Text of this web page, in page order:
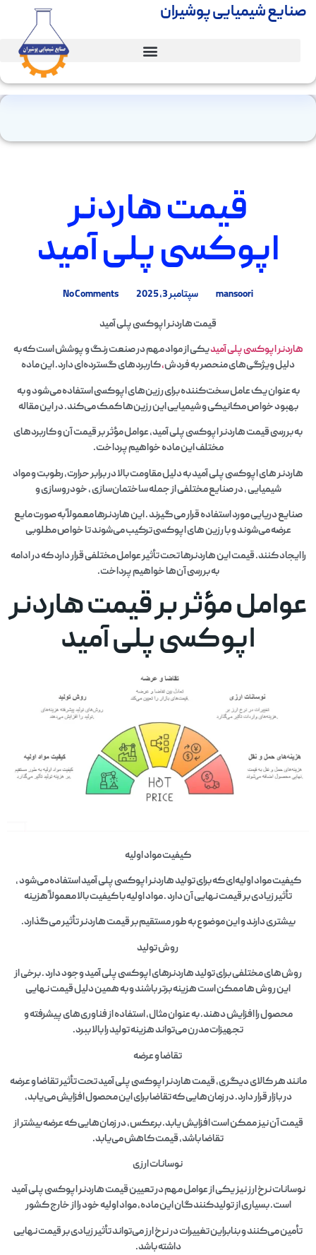
صنایع شیمیایی پوشیران
قیمت هاردنر
اپوکسی پلی آمید
mansoori سپتامبر 3, 2025 No Comments
قیمت هاردنر اپوکسی پلی آمید
هاردنر اپوکسی پلی آمیدیکی از مواد مهم در صنعت رنگ و پوشش است که به
دلیل ویژگی‌های منحصر به فردش،کاربردهای گسترده‌ای دارد. این ماده
به عنوان یک عامل سخت‌کننده برای رزین‌های اپوکسی استفاده می‌شود و به
بهبود خواص مکانیکی و شیمیایی این رزین‌ها کمک می‌کند. در این مقاله
به بررسی قیمت هاردنر اپوکسی پلی آمید، عوامل مؤثر بر قیمت آن و کاربردهای
مختلف این ماده خواهیم پرداخت.
هاردنر های اپوکسی پلی آمید به دلیل مقاومت بالا در برابر حرارت، رطوبت و مواد
شیمیایی ، در صنایع مختلفی از جمله ساختمان‌سازی ، خودروسازی و
صنایع دریایی مورد استفاده قرار می‌گیرند . این هاردنرها معمولاً به صورت مایع
عرضه می‌شوند و با رزین‌ های اپوکسی ترکیب می‌شوند تا خواص مطلوبی
را ایجاد کنند. قیمت این هاردنرها تحت تأثیر عوامل مختلفی قرار دارد که در ادامه
به بررسی آن‌ها خواهیم پرداخت.
عوامل مؤثر بر قیمت هاردنر
اپوکسی پلی آمید
کیفیت مواد اولیه
کیفیت مواد اولیه‌ای که برای تولید هاردنر اپوکسی پلی آمید استفاده می‌شود ،
تأثیر زیادی بر قیمت نهایی آن دارد . مواد اولیه با کیفیت بالا معمولاً هزینه
بیشتری دارند و این موضوع به طور مستقیم بر قیمت هاردنر تأثیر می‌گذارد.
روش تولید
روش‌های مختلفی برای تولید هاردنرهای اپوکسی پلی آمید وجود دارد . برخی از
این روش‌ ها ممکن است هزینه‌ برتر باشند و به همین دلیل قیمت نهایی
محصول را افزایش دهند. به عنوان مثال، استفاده از فناوری‌های پیشرفته و
تجهیزات مدرن می‌تواند هزینه تولید را بالا ببرد.
تقاضا و عرضه
مانند هر کالای دیگری، قیمت هاردنر اپوکسی پلی آمید تحت تأثیر تقاضا و عرضه
در بازار قرار دارد. در زمان‌هایی که تقاضا برای این محصول افزایش می‌یابد،
قیمت آن نیز ممکن است افزایش یابد. برعکس، در زمان‌هایی که عرضه بیشتر از
تقاضا باشد، قیمت کاهش می‌یابد.
نوسانات ارزی
نوسانات نرخ ارز نیز یکی از عوامل مهم در تعیین قیمت هاردنر اپوکسی پلی آمید
است. بسیاری از تولیدکنندگان این ماده، مواد اولیه خود را از خارج کشور
تأمین می‌کنند و بنابراین تغییرات در نرخ ارز می‌تواند تأثیر زیادی بر قیمت نهایی
داشته باشد.